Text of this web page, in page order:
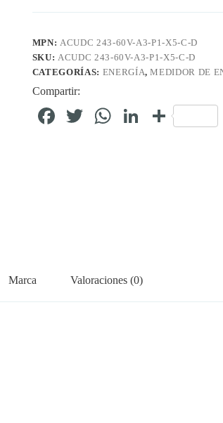
MPN:ACUDC 243-60V-A3-P1-X5-C-D
SKU:ACUDC 243-60V-A3-P1-X5-C-D
CATEGORÍAS: ENERGÍA,MEDIDOR DE
Compartir:
Fa T
W
Li C
Marca Valoraciones (0)